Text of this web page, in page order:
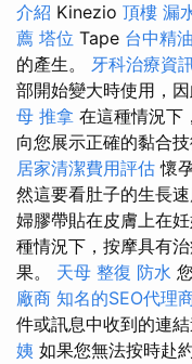
介紹 Kinezio 頂樓 漏
薦 塔位 Tape 台中精
的產生。 牙科治療資
部開始變大時使用，
母 推拿 在這種情況下
向您展示正確的黏合
居家清潔費用評估 懷
然這要看肚子的生長
婦膠帶貼在皮膚上在
種情況下，按摩具有
果。 天母 整復 防水
廠商 知名的SEO代理
件或訊息中收到的連結
姨 如果您無法按時赴